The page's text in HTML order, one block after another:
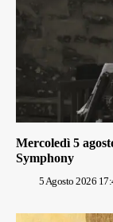
Mercoledì 5
Symphony
5 Agosto 2026